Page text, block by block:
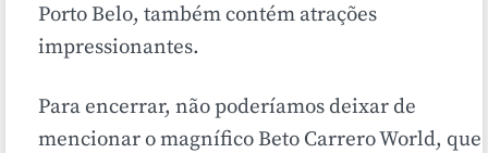
Porto Belo, também contém atrações
impressionantes.
Para encerrar, não poderíamos deixar de
mencionar o magnífico Beto Carrero World, que